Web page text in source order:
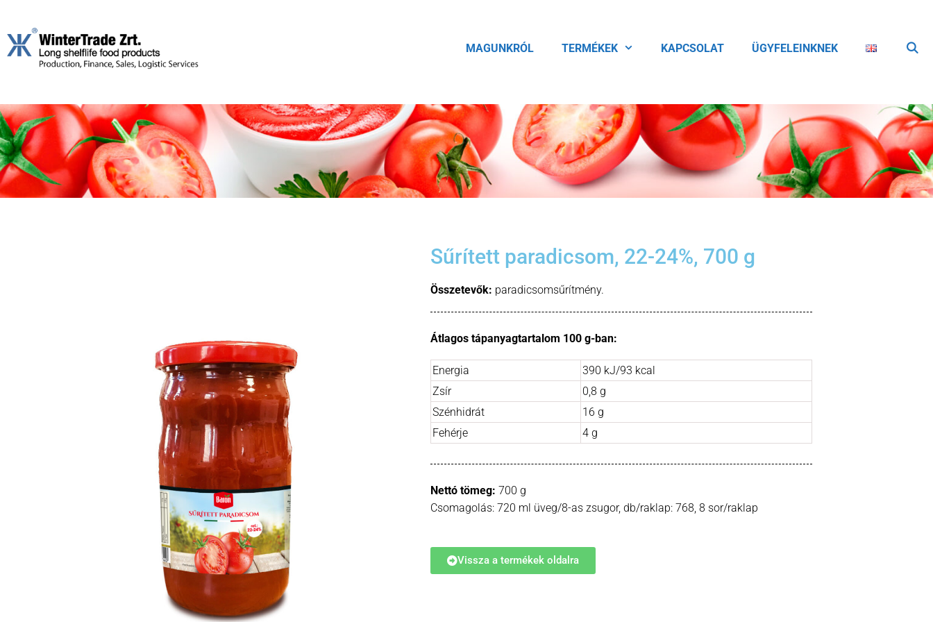
MAGUNKRÓL TERMÉKEK KAPCSOLAT ÜGYFELEINKNEK
Sűrített paradicsom, 22-24%, 700 g
Összetevők: paradicsomsűrítmény.
Átlagos tápanyagtartalom 100 g-ban:
Energia
390 kJ/93 kcal
Zsír
0,8 g
Szénhidrát
16 g
Fehérje
4 g
Nettó tömeg: 700 g
Csomagolás: 720 ml üveg/8-as zsugor, db/raklap: 768, 8 sor/raklap
Vissza a termékek oldalra